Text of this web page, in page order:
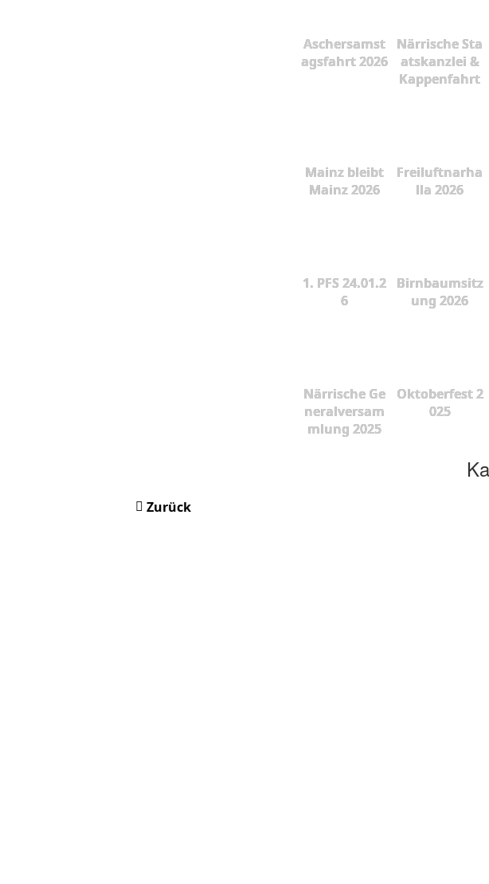
Aschersamst
agsfahrt 2026
Närrische Sta
atskanzlei &
Kappenfahrt
Mainz bleibt
Mainz 2026
Freiluftnarha
lla 2026
1. PFS 24.01.2
6
Birnbaumsitz
ung 2026
Närrische Ge
neralversam
mlung 2025
Oktoberfest 2
025
Zurück